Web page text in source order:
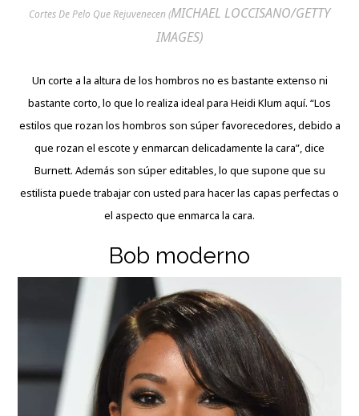
Cortes De Pelo Que Rejuvenecen (MICHAEL LOCCISANO/GETTY
IMAGES)
Un corte a la altura de los hombros no es bastante extenso ni
bastante corto, lo que lo realiza ideal para Heidi Klum aquí. “Los
estilos que rozan los hombros son súper favorecedores, debido a
que rozan el escote y enmarcan delicadamente la cara”, dice
Burnett. Además son súper editables, lo que supone que su
estilista puede trabajar con usted para hacer las capas perfectas o
el aspecto que enmarca la cara.
Bob moderno